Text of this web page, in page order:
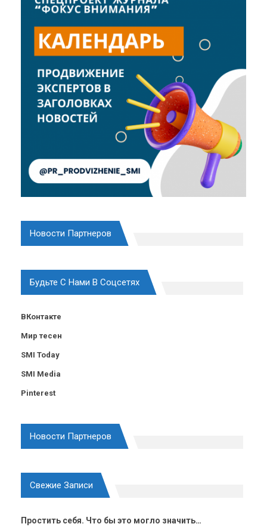
Новости Партнеров
Будьте С Нами В Соцсетях
ВКонтакте
Мир тесен
SMI Today
SMI Media
Pinterest
Новости Партнеров
Свежие Записи
Простить себя. Что бы это могло значить…